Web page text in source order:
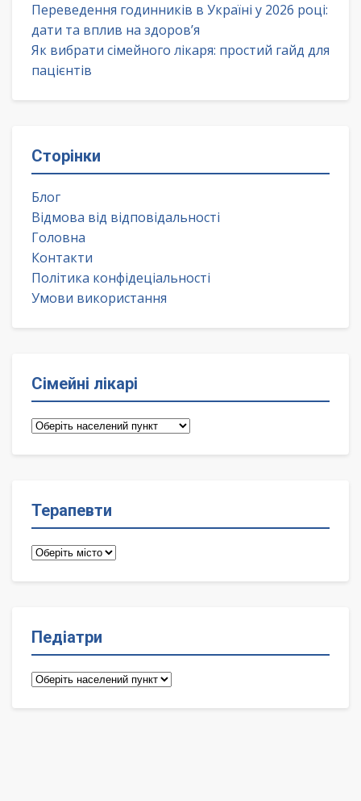
Переведення годинників в Україні у 2026 році:
дати та вплив на здоров’я
Як вибрати сімейного лікаря: простий гайд для
пацієнтів
Сторінки
Блог
Відмова від відповідальності
Головна
Контакти
Політика конфідеціальності
Умови використання
Сімейні лікарі
Сімейні
Терапевти
Терапевти
Педіатри
Педіатри